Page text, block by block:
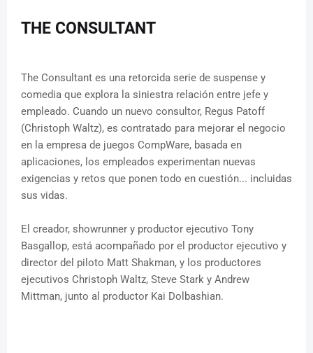
THE CONSULTANT
The Consultant es una retorcida serie de suspense y
comedia que explora la siniestra relación entre jefe y
empleado. Cuando un nuevo consultor, Regus Patoff
(Christoph Waltz), es contratado para mejorar el negocio
en la empresa de juegos CompWare, basada en
aplicaciones, los empleados experimentan nuevas
exigencias y retos que ponen todo en cuestión... incluidas
sus vidas.
El creador, showrunner y productor ejecutivo Tony
Basgallop, está acompañado por el productor ejecutivo y
director del piloto Matt Shakman, y los productores
ejecutivos Christoph Waltz, Steve Stark y Andrew
Mittman, junto al productor Kai Dolbashian.